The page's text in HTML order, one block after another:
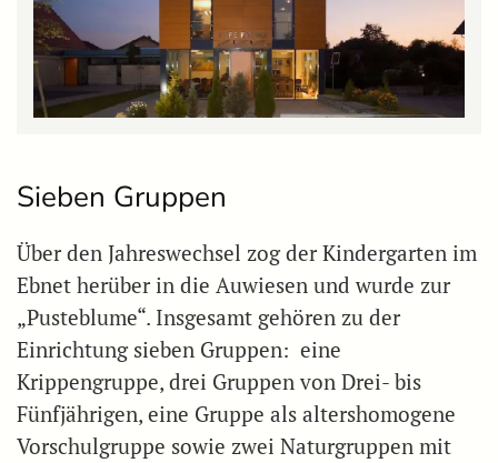
Sieben Gruppen
Über den Jahreswechsel zog der Kindergarten im
Ebnet herüber in die Auwiesen und wurde zur
„Pusteblume“. Insgesamt gehören zu der
Einrichtung sieben Gruppen: eine
Krippengruppe, drei Gruppen von Drei- bis
Fünfjährigen, eine Gruppe als altershomogene
Vorschulgruppe sowie zwei Naturgruppen mit